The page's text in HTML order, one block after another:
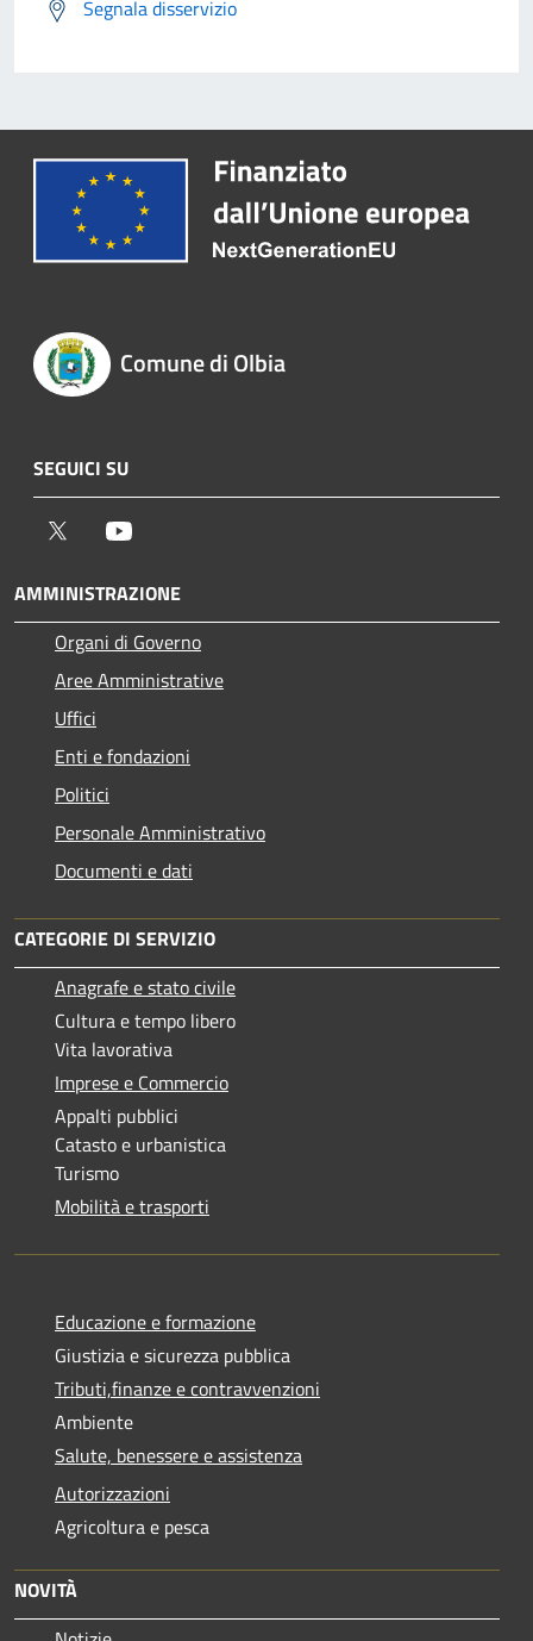
Segnala disservizio
Comune di Olbia
SEGUICI SU
Twitter
AMMINISTRAZIONE
Organi di Governo
Aree Amministrative
Uffici
Enti e fondazioni
Politici
Personale Amministrativo
Documenti e dati
CATEGORIE DI SERVIZIO
Anagrafe e stato civile
Cultura e tempo libero
Vita lavorativa
Imprese e Commercio
Appalti pubblici
Catasto e urbanistica
Turismo
Mobilità e trasporti
Educazione e formazione
Giustizia e sicurezza pubblica
Tributi,finanze e contravvenzioni
Ambiente
Salute, benessere e assistenza
Autorizzazioni
Agricoltura e pesca
NOVITÀ